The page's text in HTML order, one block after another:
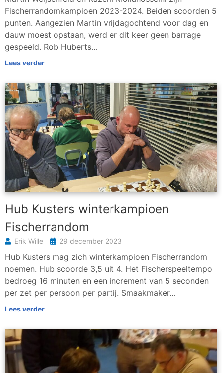
Fischerrandomkampioen 2023-2024. Beiden scoorden 5
punten. Aangezien Martin vrijdagochtend voor dag en
dauw moest opstaan, werd er dit keer geen barrage
gespeeld. Rob Huberts…
Lees verder
Hub Kusters winterkampioen
Fischerrandom
Erik Wille 29 december 2023
Hub Kusters mag zich winterkampioen Fischerrandom
noemen. Hub scoorde 3,5 uit 4. Het Fischerspeeltempo
bedroeg 16 minuten en een increment van 5 seconden
per zet per persoon per partij. Smaakmaker…
Lees verder